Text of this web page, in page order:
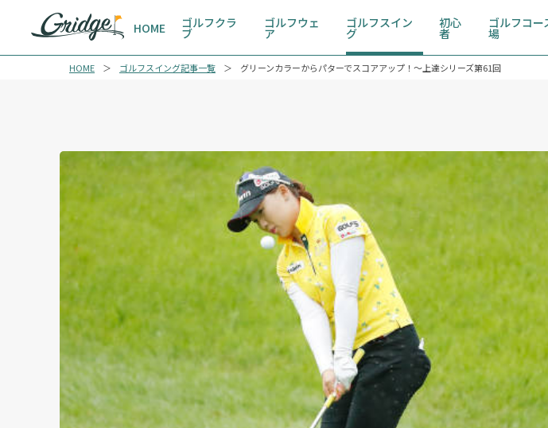
HOME ゴルフクラ
ブ
ゴルフウェ
ア
ゴルフスイン
グ
初心
者
ゴルフコー
場
HOME ゴルフスイング記事一覧 グリーンカラーからパターでスコアアップ！～上達シリーズ第61回